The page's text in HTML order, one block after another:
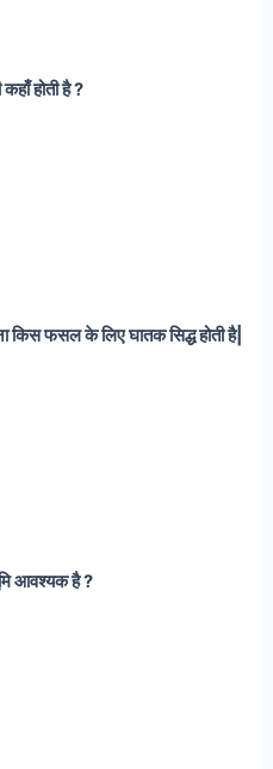
होती है ?
किस फसल के लिए घातक सिद्ध होती है|
आवश्यक है ?